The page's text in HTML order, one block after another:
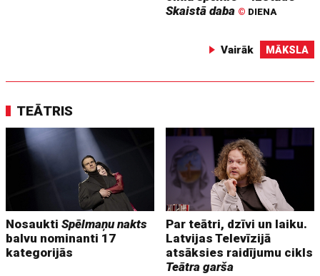
Skaistā daba © DIENA
Vairāk MĀKSLA
TEĀTRIS
NosauktiSpēlmaņu nakts
balvu nominanti 17
kategorijās
Par teātri, dzīvi un laiku.
Latvijas Televīzijā
atsāksies raidījumu cikls
Teātra garša